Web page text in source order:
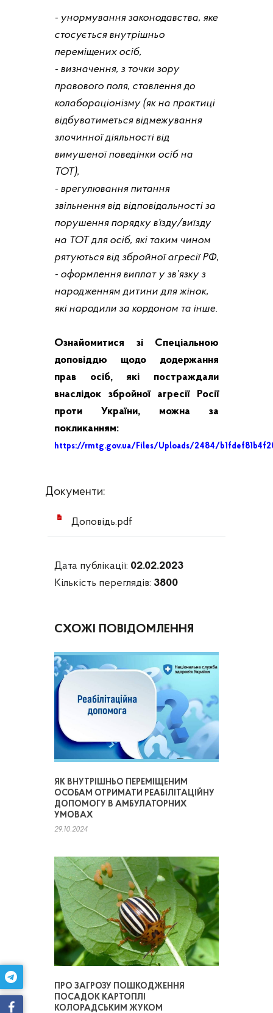
- унормування законодавства, яке
стосується внутрішньо
переміщених осіб,
- визначення, з точки зору
правового поля, ставлення до
колабораціонізму (як на практиці
відбуватиметься відмежування
злочинної діяльності від
вимушеної поведінки осіб на
ТОТ),
- врегулювання питання
звільнення від відповідальності за
порушення порядку в’їзду/виїзду
на ТОТ для осіб, які таким чином
рятуються від збройної агресії РФ,
- оформлення виплат у зв’язку з
народженням дитини для жінок,
які народили за кордоном та інше.
Ознайомитися зі Спеціальною
доповіддю щодо додержання
прав осіб, які постраждали
внаслідок збройної агресії Росії
проти України, можна за
покликанням:
https://rmtg.gov.ua/Files/Uploads/2484/
Документи:
Доповідь.pdf
Дата публікації: 02.02.2023
Кількість переглядів: 3800
СХОЖІ ПОВІДОМЛЕННЯ
ЯК ВНУТРІШНЬО ПЕРЕМІЩЕНИМ
ОСОБАМ ОТРИМАТИ РЕАБІЛІТАЦІЙНУ
ДОПОМОГУ В АМБУЛАТОРНИХ
УМОВАХ
29.10.2024
ПРО ЗАГРОЗУ ПОШКОДЖЕННЯ
ПОСАДОК КАРТОПЛІ
КОЛОРАДСЬКИМ ЖУКОМ